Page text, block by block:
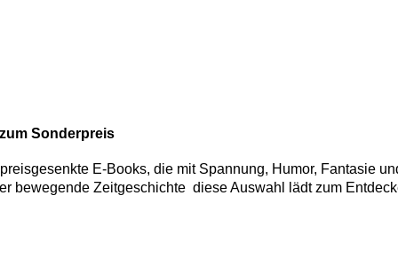
Sonderpreis
E-Books, die mit Spannung, Humor, Fantasie
Zeitgeschichte  diese Auswahl lädt zum